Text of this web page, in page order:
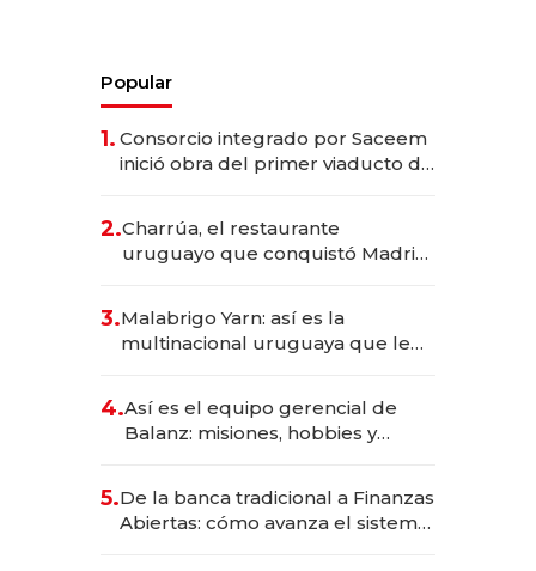
Popular
1. Consorcio integrado por Saceem
inició obra del primer viaducto de
millones
2.Charrúa, el restaurante
uruguayo que conquistó Madrid:
anticipación y prepara apertura
3.Malabrigo Yarn: así es la
multinacional uruguaya que le
4.Así es el equipo gerencial de
Balanz: misiones, hobbies y
5.De la banca tradicional a Finanzas
Abiertas: cómo avanza el sistema